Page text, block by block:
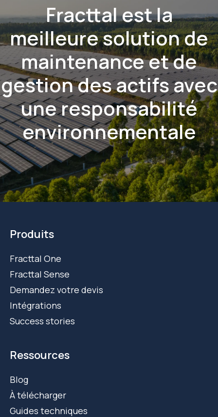
Fracttal est la
meilleure solution de
maintenance et de
gestion des actifs avec
uneresponsabilité
environnementale
Produits
Fracttal One
Fracttal Sense
Demandez votre devis
Intégrations
Success stories
Ressources
Blog
À télécharger
Guides techniques